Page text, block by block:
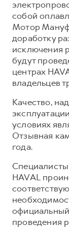
HAVAL
Коллекция
Коллекция
Коллекция
Коллекция
Коллекция
Коллекция
собой
Мотор
доработку
исключения
будут
центрах
владельцев
Качество,
условиях
Отзывная
года.
HAVAL
проведения